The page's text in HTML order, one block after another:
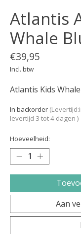
Atlantis
Whale
€39,95
Incl. btw
Atlantis Kids
In backorder
levertijd 3 tot 4 dagen )
Hoeveelheid:
Aan